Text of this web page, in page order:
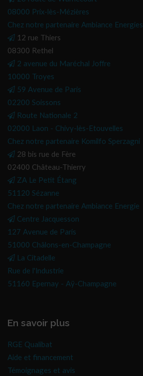
08000 Prix-lès-Mézières
Chez notre partenaire Ambiance Energies
12 rue Thiers
08300 Rethel
2 avenue du Maréchal Joffre
10000 Troyes
59 Avenue de Paris
02200 Soissons
Route Nationale 2
02000 Laon - Chivy-lès-Etouvelles
Chez notre partenaire Komilfo Sperzagni
28 bis rue de Fère
02400 Château-Thierry
ZA Le Petit Étang
51120 Sézanne
Chez notre partenaire Ambiance Energie
Centre Jacquesson
127 Avenue de Paris
51000 Châlons-en-Champagne
La Citadelle
Rue de l'Industrie
51160 Epernay - Aÿ-Champagne
En savoir plus
RGE Qualibat
Aide et financement
Témoignages et avis